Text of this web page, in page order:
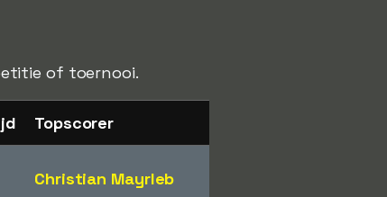
of toernooi.
Topscorer
Christian Mayrleb